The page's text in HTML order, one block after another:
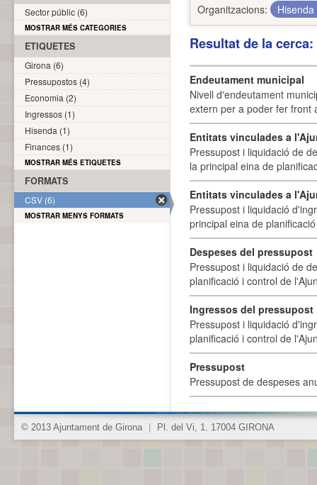
Organitzacions:
Hisenda
Resultat de la
Endeutament municipal
Nivell d'endeutament
extern per a poder fer front
Entitats vinculades a
Pressupost i liquidació de
la principal eina de
Entitats vinculades a
Pressupost i liquidació
principal eina de
Despeses del pressupost
Pressupost i liquidació de
planificació i control de
Ingressos del pressupost
Pressupost i liquidació
planificació i control de
Pressupost
Pressupost de despeses
Sector públic (6)
MOSTRAR MÉS CATEGORIES
ETIQUETES
Girona (6)
Pressupostos (4)
Economia (2)
Ingressos (1)
Hisenda (1)
Finances (1)
MOSTRAR MÉS ETIQUETES
FORMATS
CSV (6)
MOSTRAR MENYS FORMATS
© 2013 Ajuntament de Girona Pl. del Vi, 1. 17004 GIRONA